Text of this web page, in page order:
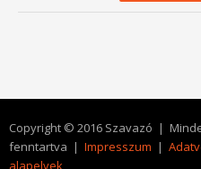
Copyright © 2016 Szavazó |
fenntartva | Impresszum |
alapelvek